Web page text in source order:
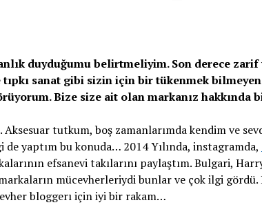
duyduğumu belirtmeliyim. Son derece
sanat gibi sizin için bir tükenmek
Bize size ait olan markanız hakkında
Aksesuar tutkum, boş zamanlarımda kendim ve
yaptım bu konuda… 2014 Yılında, instagramda,
efsanevi takılarını paylaştım. Bulgari,
mücevherleriydi bunlar ve çok ilgi gördü.
bloggerı için iyi bir rakam…